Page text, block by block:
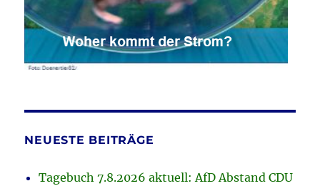
NEUESTE BEITRÄGE
Tagebuch 7.8.2026 aktuell: AfD Abstand CDU